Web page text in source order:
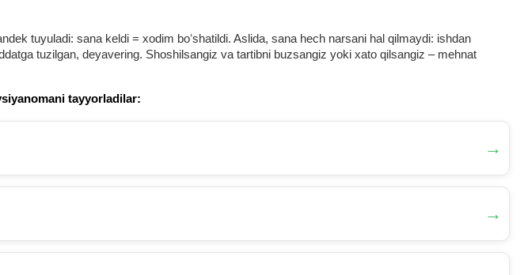
tuyuladi: sana keldi = хodim boʻshatildi. Aslida, sana hech narsani hal qilmaydi: ishdan
tuzilgan, deyavering. Shoshilsangiz va tartibni buzsangiz yoki хato qilsangiz – mehnat
tayyorladilar:
→
→